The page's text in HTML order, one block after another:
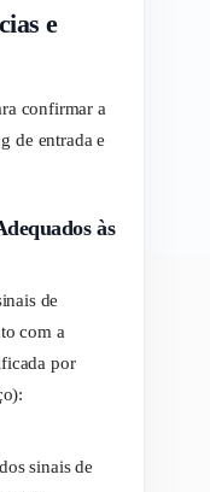
e
confirmar a
de entrada e
às
de
com a
por
sinais de